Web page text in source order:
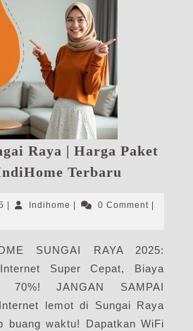
Raya | Harga Paket
Terbaru
Raya
Paket
Pasang
WiFi
IndiHome
Terbaru
AgustusIndihome Indihome0 Comment
SUNGAI RAYA 2025:
Super Cepat, Biaya
70%! JANGAN SAMPAI
lemot di Sungai Raya
buang waktu! Dapatkan WiFi